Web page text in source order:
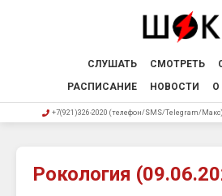
СЛУШАТЬ СМОТРЕТЬ
РАСПИСАНИЕ
НОВОСТИ О
+7(921)326-2020 (телефон/SMS/Telegram/Макс)
Рокология